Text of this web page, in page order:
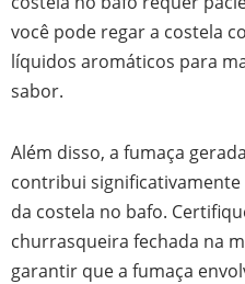
você pode regar a costela
líquidos aromáticos para
sabor.
Além disso, a fumaça
contribui
da costela no bafo.
churrasqueira fechada na
garantir que a fumaça